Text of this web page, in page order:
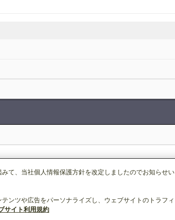
WIN2K利用規約
て、当社個人情報保護方針を改定しましたのでお知らせい
ンツや広告をパーソナライズし、ウェブサイトのトラフィ
サイト利用規約